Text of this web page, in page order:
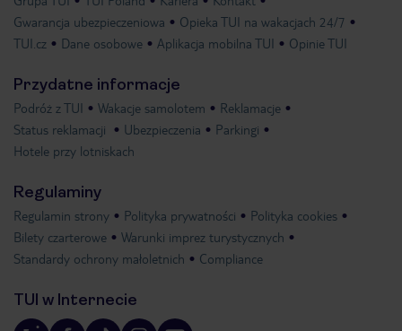
Gwarancja ubezpieczeniowa
Opieka TUI na wakacjach 24/7
TUI.cz
Dane osobowe Aplikacja mobilna TUI Opinie TUI
Przydatne informacje
Podróż z TUI Wakacje samolotem
Reklamacje
Status reklamacji
Ubezpieczenia
Parkingi
Hotele przy lotniskach
Regulaminy
Regulamin strony Polityka prywatności
Polityka cookies
Bilety czarterowe
Warunki imprez turystycznych
Standardy ochrony małoletnich
Compliance
TUI w Internecie